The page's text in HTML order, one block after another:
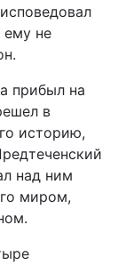
ему не
прибыл на
в
историю,
над ним
миром,